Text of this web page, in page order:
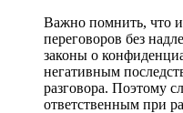
Важно помнить, что
переговоров без
законы о
негативным
разговора. Поэтому
ответственным при